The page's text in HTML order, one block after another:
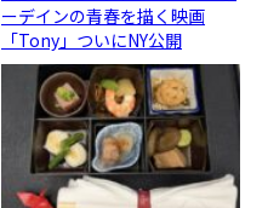
ーデインの青春を描く映画
「Tony」ついにNY公開